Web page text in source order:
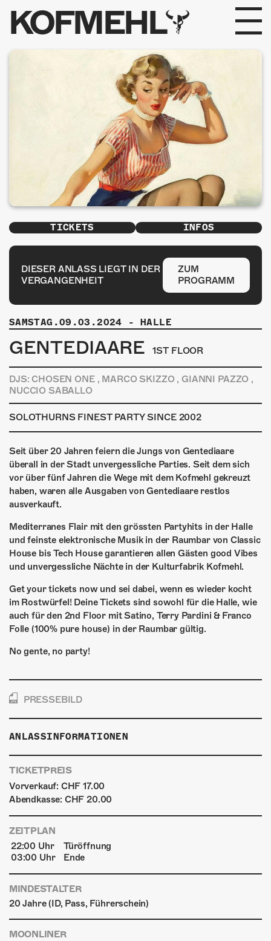
KOFMEHL
PROGRAMM
FABRIKGEFLÜSTER
GALERIE
FOTOGALERIE
PHOTOMAT
INFOS
KONTAKT
ÜBER UNS
SHOP
MITMACHEN
TICKETS INFOS
DIESER ANLASS LIEGT IN DER
VERGANGENHEIT
ZUM
PROGRAMM
SAMSTAG.09.03.2024 - HALLE
GENTEDIAARE 1ST FLOOR
DJS: CHOSEN ONE , MARCO SKIZZO , GIANNI PAZZO ,
NUCCIO SABALLO
SOLOTHURNS FINEST PARTY SINCE 2002
Seit über 20 Jahren feiern die Jungs von Gentediaare
überall in der Stadt unvergessliche Parties. Seit dem sich
vor über fünf Jahren die Wege mit dem Kofmehl gekreuzt
haben, waren alle Ausgaben von Gentediaare restlos
ausverkauft.
Mediterranes Flair mit den grössten Partyhits in der Halle
und feinste elektronische Musik in der Raumbar von Classic
House bis Tech House garantieren allen Gästen good Vibes
und unvergessliche Nächte in der Kulturfabrik Kofmehl.
Get your tickets now und sei dabei, wenn es wieder kocht
im Rostwürfel! Deine Tickets sind sowohl für die Halle, wie
auch für den 2nd Floor mit Satino, Terry Pardini & Franco
Folle (100% pure house) in der Raumbar gültig.
No gente, no party!
PRESSEBILD
ANLASSINFORMATIONEN
TICKETPREIS
Vorverkauf: CHF 17.00
Abendkasse: CHF 20.00
ZEITPLAN
22:00 Uhr
Türöffnung
03:00 Uhr
Ende
MINDESTALTER
20 Jahre (ID, Pass, Führerschein)
MOONLINER